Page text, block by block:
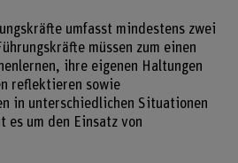
umfasst mindestens zwei
müssen zum einen
ihre eigenen Haltungen
reflektieren sowie
in unterschiedlichen Situationen
es um den Einsatz von